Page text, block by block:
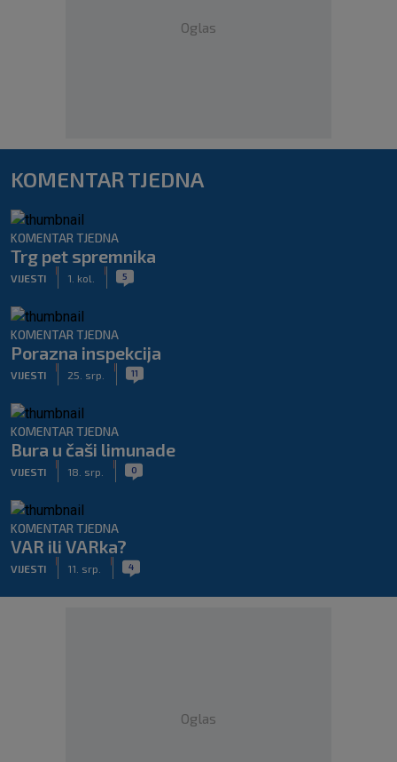
Oglas
KOMENTAR TJEDNA
KOMENTAR TJEDNA
Trg pet spremnika
VIJESTI 1. kol. 5
KOMENTAR TJEDNA
Porazna inspekcija
VIJESTI 25. srp. 11
KOMENTAR TJEDNA
Bura u čaši limunade
VIJESTI 18. srp. 0
KOMENTAR TJEDNA
VAR ili VARka?
VIJESTI 11. srp. 4
Oglas